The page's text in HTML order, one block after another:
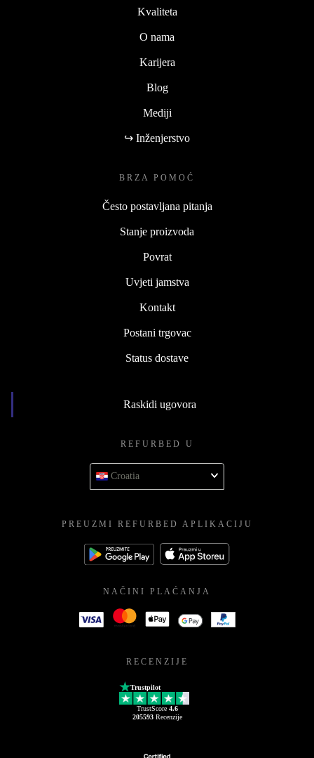
Kvaliteta
O nama
Karijera
Blog
Mediji
↪ Inženjerstvo
BRZA POMOĆ
Često postavljana pitanja
Stanje proizvoda
Povrat
Uvjeti jamstva
Kontakt
Postani trgovac
Status dostave
Raskidi ugovora
REFURBED U
Croatia
PREUZMI REFURBED APLIKACIJU
NAČINI PLAĆANJA
RECENZIJE
Trustpilot
TrustScore 4.6
205593Recenzije